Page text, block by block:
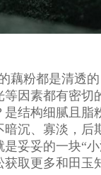
藕粉都是清透
等因素都有密切
是结构细腻且脂
暗沉、寡淡，后
是妥妥的一块“
取更多和田玉